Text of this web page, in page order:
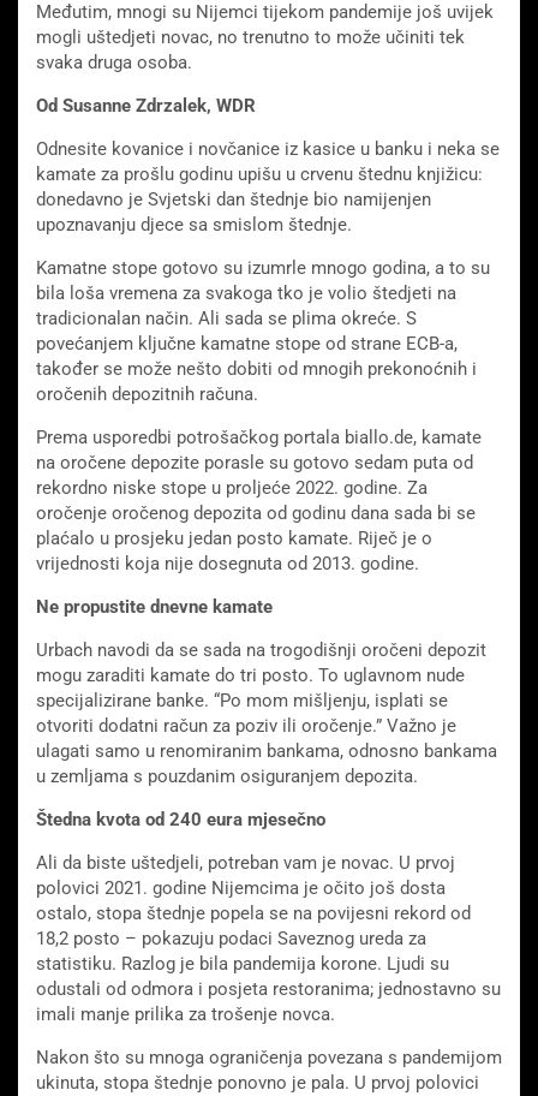
Međutim, mnogi su Nijemci tijekom pandemije još uvijek
mogli uštedjeti novac, no trenutno to može učiniti tek
svaka druga osoba.
Od Susanne Zdrzalek, WDR
Odnesite kovanice i novčanice iz kasice u banku i neka se
kamate za prošlu godinu upišu u crvenu štednu knjižicu:
donedavno je Svjetski dan štednje bio namijenjen
upoznavanju djece sa smislom štednje.
Kamatne stope gotovo su izumrle mnogo godina, a to su
bila loša vremena za svakoga tko je volio štedjeti na
tradicionalan način. Ali sada se plima okreće. S
povećanjem ključne kamatne stope od strane ECB-a,
također se može nešto dobiti od mnogih prekonoćnih i
oročenih depozitnih računa.
Prema usporedbi potrošačkog portala biallo.de, kamate
na oročene depozite porasle su gotovo sedam puta od
rekordno niske stope u proljeće 2022. godine. Za
oročenje oročenog depozita od godinu dana sada bi se
plaćalo u prosjeku jedan posto kamate. Riječ je o
vrijednosti koja nije dosegnuta od 2013. godine.
Ne propustite dnevne kamate
Urbach navodi da se sada na trogodišnji oročeni depozit
mogu zaraditi kamate do tri posto. To uglavnom nude
specijalizirane banke. “Po mom mišljenju, isplati se
otvoriti dodatni račun za poziv ili oročenje.” Važno je
ulagati samo u renomiranim bankama, odnosno bankama
u zemljama s pouzdanim osiguranjem depozita.
Štedna kvota od 240 eura mjesečno
Ali da biste uštedjeli, potreban vam je novac. U prvoj
polovici 2021. godine Nijemcima je očito još dosta
ostalo, stopa štednje popela se na povijesni rekord od
18,2 posto – pokazuju podaci Saveznog ureda za
statistiku. Razlog je bila pandemija korone. Ljudi su
odustali od odmora i posjeta restoranima; jednostavno su
imali manje prilika za trošenje novca.
Nakon što su mnoga ograničenja povezana s pandemijom
ukinuta, stopa štednje ponovno je pala. U prvoj polovici